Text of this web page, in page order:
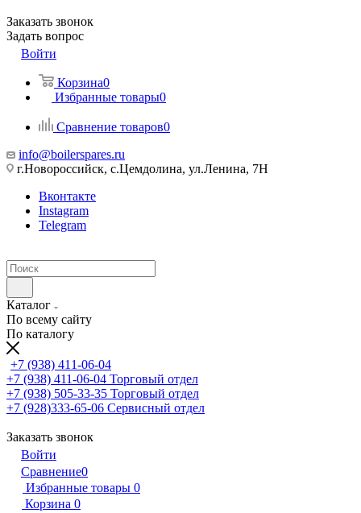
Заказать звонок
Задать вопрос
Войти
Корзина0
Избранные товары0
Сравнение товаров0
info@boilerspares.ru
г.Новороссийск, с.Цемдолина, ул.Ленина, 7Н
Вконтакте
Instagram
Telegram
Каталог
По всему сайту
По каталогу
+7 (938) 411-06-04
+7 (938) 411-06-04 Торговый отдел
+7 (938) 505-33-35 Торговый отдел
+7 (928)333-65-06 Сервисный отдел
Заказать звонок
Войти
Сравнение0
Избранные товары 0
Корзина 0